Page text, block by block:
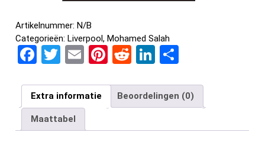
Artikelnummer:N/B
Categorieën:Liverpool,Mohamed Salah
F
ce
b
o
T
tt
er
E
ail
Pi
er
es
t
R
d
di
t
Li
ke
dI
n
e
n
Extra informatie Beoordelingen (0)
Maattabel